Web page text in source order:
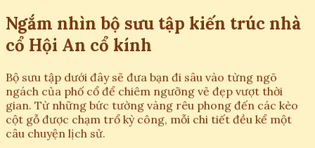
Ngắm nhìn bộ sưu tập kiến trúc nhà
cổ Hội An cổ kính
Bộ sưu tập dưới đây sẽ đưa bạn đi sâu vào từng ngõ
ngách của phố cổ để chiêm ngưỡng vẻ đẹp vượt thời
gian. Từ những bức tường vàng rêu phong đến các kèo
cột gỗ được chạm trổ kỳ công, mỗi chi tiết đều kể một
câu chuyện lịch sử.